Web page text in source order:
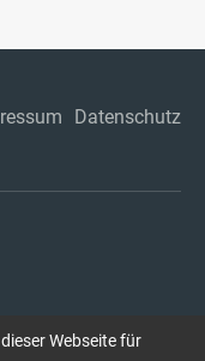
Datenschutz
Webseite für